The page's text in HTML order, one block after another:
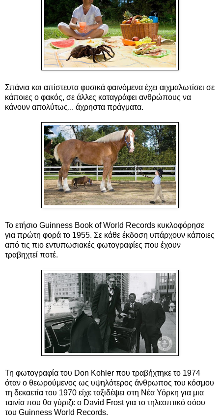
Σπάνια και απίστευτα φυσικά φαινόμενα έχει αιχμαλωτίσει σε
κάποιες ο φακός, σε άλλες καταγράφει ανθρώπους να
κάνουν απολύτως... άχρηστα πράγματα.
Το ετήσιο Guinness Book of World Records κυκλοφόρησε
για πρώτη φορά το 1955. Σε κάθε έκδοση υπάρχουν κάποιες
από τις πιο εντυπωσιακές φωτογραφίες που έχουν
τραβηχτεί ποτέ.
Τη φωτογραφία του Don Kohler που τραβήχτηκε το 1974
όταν ο θεωρούμενος ως υψηλότερος άνθρωπος του κόσμου
τη δεκαετία του 1970 είχε ταξιδέψει στη Νέα Υόρκη για μια
ταινία που θα γύριζε ο David Frost για το τηλεοπτικό σόου
του Guinness World Records.